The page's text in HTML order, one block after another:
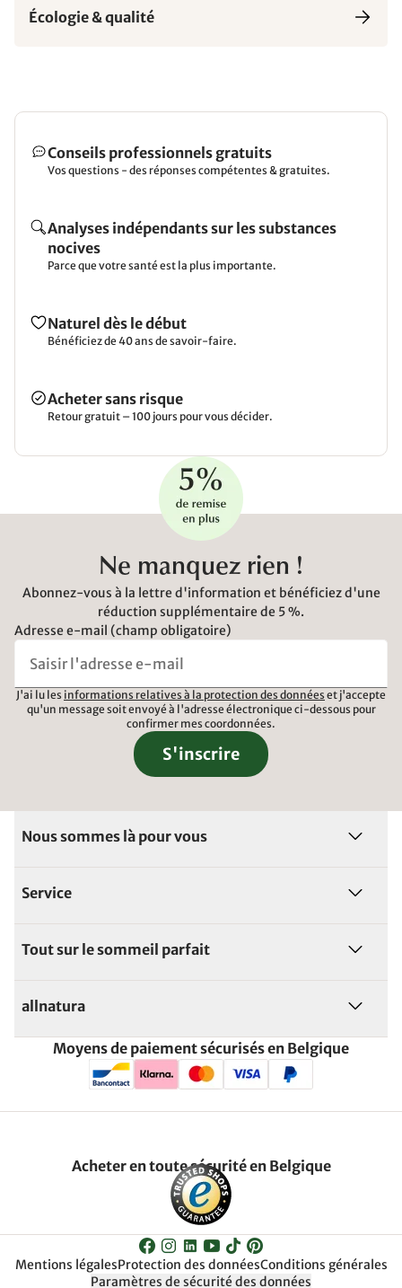
Écologie & qualité
Conseils professionnels gratuits
Vos questions - des réponses compétentes & gratuites.
Analyses indépendants sur les substances
nocives
Parce que votre santé est la plus importante.
Naturel dès le début
Bénéficiez de 40 ans de savoir-faire.
Acheter sans risque
Retour gratuit – 100 jours pour vous décider.
Ne manquez rien !
Abonnez-vous à la lettre d'information et bénéficiez d'une
réduction supplémentaire de 5 %.
Adresse e-mail (champ obligatoire)
J'ai lu les informations relatives à la protection des données et j'accepte
qu'un message soit envoyé à l'adresse électronique ci-dessous pour
confirmer mes coordonnées.
S'inscrire
Nous sommes là pour vous
Service
Tout sur le sommeil parfait
allnatura
Moyens de paiement sécurisés en Belgique
Acheter en toute sécurité en Belgique
Mentions légalesProtection des donnéesConditions générales
Paramètres de sécurité des données